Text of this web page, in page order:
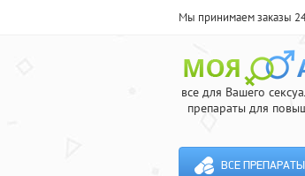
Мы принимаем заказы 24
все для Вашего
препараты для
ВСЕ ПРЕПАРАТЫ